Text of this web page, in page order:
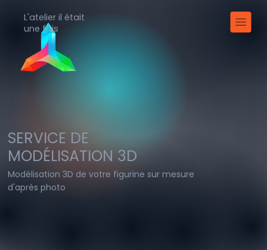
L'atelier il était
une fois
SERVICE DE
MODÉLISATION 3D
Modélisation 3D de votre figurine sur mesure
d'après photo